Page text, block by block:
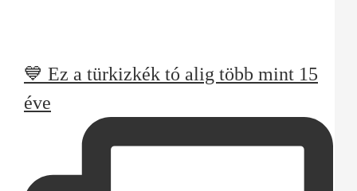
💙 Ez a türkizkék tó alig több mint 15
éve